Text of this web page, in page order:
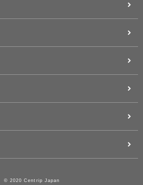
© 2020 Centrip Japan